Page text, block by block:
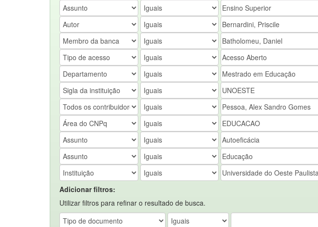
Adicionar filtros:
Utilizar filtros para refinar o resultado de busca.